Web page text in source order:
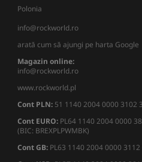
Polonia
info@rockworld.ro
arată cum să ajungi pe harta Google
Magazin online:
info@rockworld.ro
www.rockworld.pl
Cont PLN: 51 1140 2004 0000 3102
Cont EURO: PL64 1140 2004 0000
(BIC: BREXPLPWMBK)
Cont GB: PL63 1140 2004 0000 3112